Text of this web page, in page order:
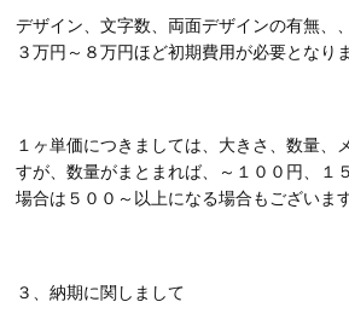
デザイン、文字数、両面デザインの有無、
３万円～８万円ほど初期費用が必要となり
１ヶ単価につきましては、大きさ、数量、
すが、数量がまとまれば、～１００円、１
場合は５００～以上になる場合もございます
３、納期に関しまして